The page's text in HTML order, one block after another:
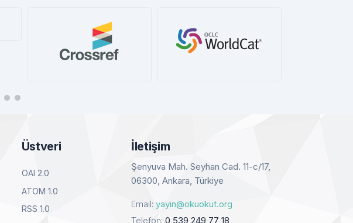
Üstveri
OAI 2.0
ATOM 1.0
RSS 1.0
İletişim
Şenyuva Mah. Seyhan Cad. 11-c/17,
06300, Ankara, Türkiye
Email: yayin@okuokut.org
Telefon: 0 539 249 77 18